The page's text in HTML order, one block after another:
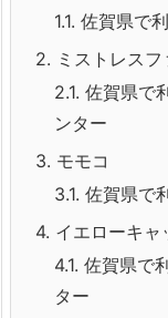
1.1. 佐賀県で
2. ミストレスフ
2.1. 佐賀県で
ンター
3. モモコ
3.1. 佐賀県で
4. イエローキャ
4.1. 佐賀県で
ター